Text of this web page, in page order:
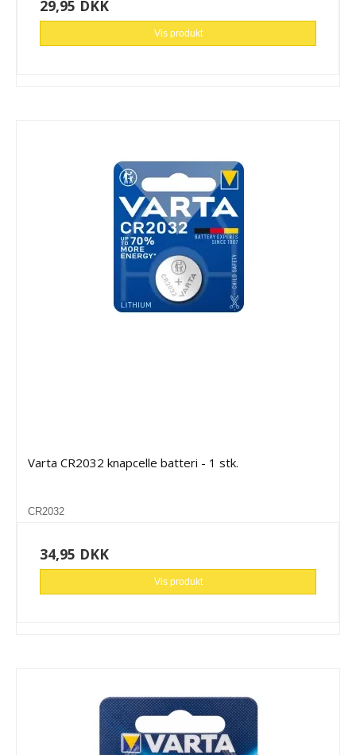
29,95 DKK
Vis produkt
Varta CR2032 knapcelle batteri - 1 stk.
CR2032
34,95 DKK
Vis produkt